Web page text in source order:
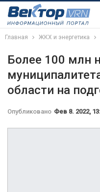
Главная ЖКХ и энергетика
Более 100 млн
области на
Опубликовано Фев 8. 2022,